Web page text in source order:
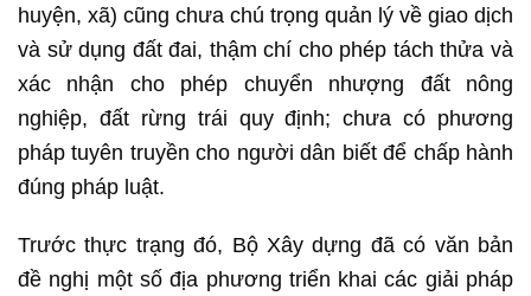
huyện, xã) cũng chưa chú trọng quản lý về giao dịch
và sử dụng đất đai, thậm chí cho phép tách thửa và
xác nhận cho phép chuyển nhượng đất nông
nghiệp, đất rừng trái quy định; chưa có phương
pháp tuyên truyền cho người dân biết để chấp hành
đúng pháp luật.
Trước thực trạng đó, Bộ Xây dựng đã có văn bản
đề nghị một số địa phương triển khai các giải pháp